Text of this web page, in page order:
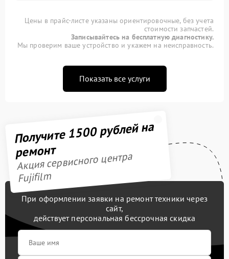
Цены в прайс-листе указаны ориентировочные, без учета
стоимости запчастей.
Записывайтесь на бесплатную диагностику.
Мы проверим ваше устройство и укажем на неисправность.
Показать все услуги
Получите 1500 рублей на
ремонт
Акция сервисного центра
Fujifilm
При оформлении заявки на ремонт техники через
сайт,
действует персональная бессрочная скидка